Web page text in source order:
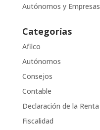
Autónomos y Empresas
Categorías
Afilco
Autónomos
Consejos
Contable
Declaración de la Renta
Fiscalidad